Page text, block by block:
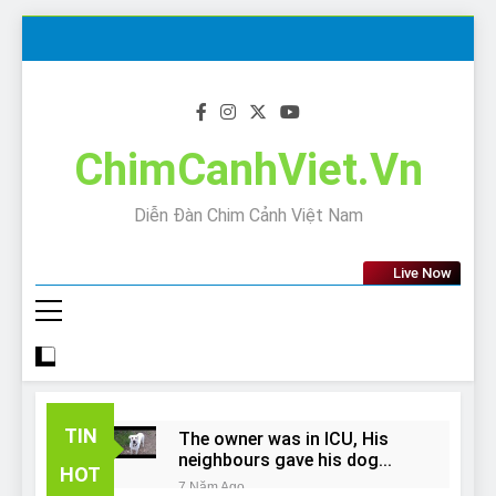
ChimCanhViet.Vn
Diễn Đàn Chim Cảnh Việt Nam
Live Now
TIN
HOT
The owner was in ICU, His
neighbours gave his dog
away!
7 Năm Ago